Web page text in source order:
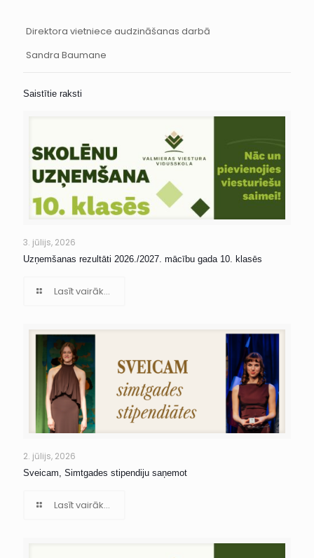
Direktora vietniece audzināšanas darbā
Sandra Baumane
Saistītie raksti
3. jūlijs, 2026
Uzņemšanas rezultāti 2026./2027. mācību gada 10. klasēs
Lasīt vairāk...
2. jūlijs, 2026
Sveicam, Simtgades stipendiju saņemot
Lasīt vairāk...